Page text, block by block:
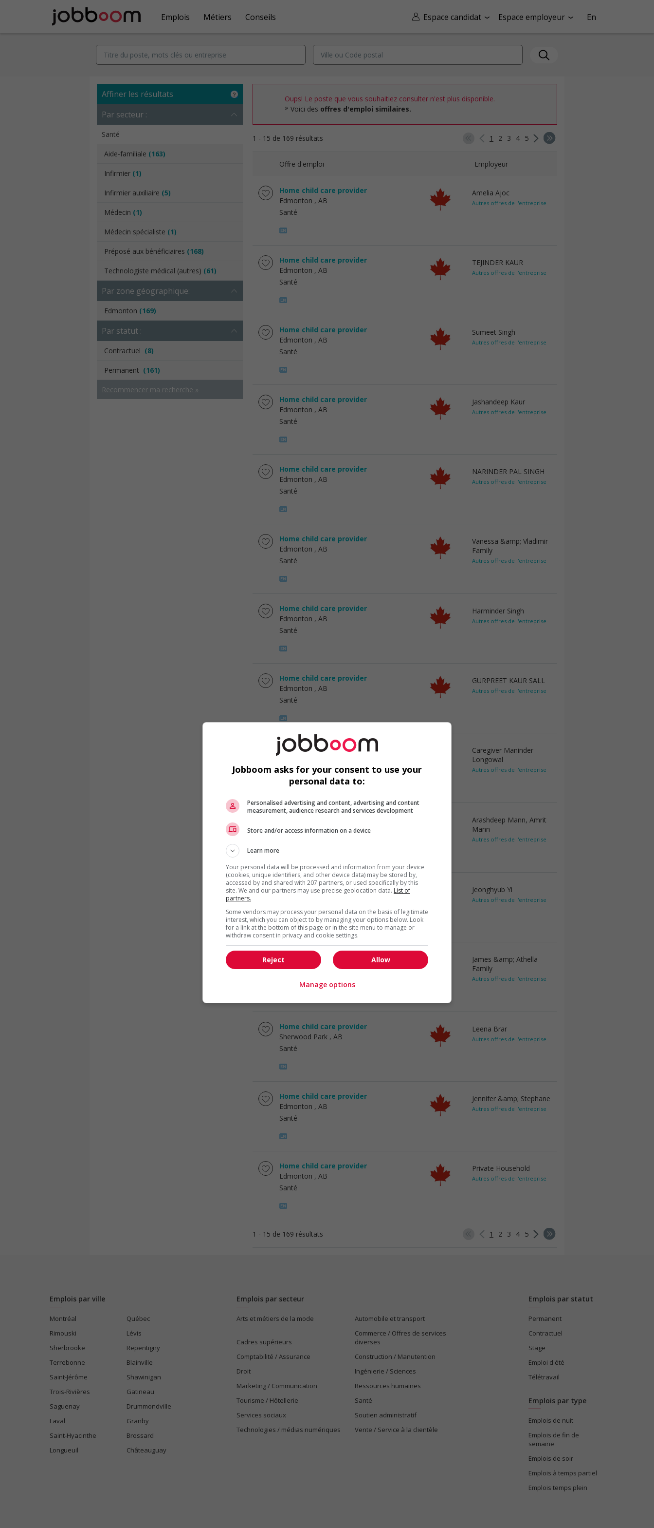
Espace candidat Espace employeur En
Emplois Métiers Conseils
Affiner les résultats
Par secteur :
Santé
Aide-familiale (163)
Infirmier (1)
Infirmier auxiliaire (5)
Médecin (1)
Médecin spécialiste (1)
Préposé aux bénéficiaires (168)
Technologiste médical (autres) (61)
Par zone géographique:
Edmonton (169)
Par statut :
Contractuel (8)
Permanent (161)
Recommencer ma recherche »
Oups! Le poste que vous souhaitiez consulter n'est plus disponible.
Voici des offres d'emploi similaires.
1 - 15 de 169 résultats 1 2 3 4 5
Offre d'emploi Employeur
Home child care provider
Edmonton , AB
Santé
Amelia Ajoc
Autres offres de l'entreprise
Home child care provider
Edmonton , AB
Santé
TEJINDER KAUR
Autres offres de l'entreprise
Home child care provider
Edmonton , AB
Santé
Sumeet Singh
Autres offres de l'entreprise
Home child care provider
Edmonton , AB
Santé
Jashandeep Kaur
Autres offres de l'entreprise
Home child care provider
Edmonton , AB
Santé
NARINDER PAL SINGH
Autres offres de l'entreprise
Home child care provider
Edmonton , AB
Santé
Vanessa &amp; Vladimir
Family
Autres offres de l'entreprise
Home child care provider
Edmonton , AB
Santé
Harminder Singh
Autres offres de l'entreprise
Home child care provider
Edmonton , AB
Santé
GURPREET KAUR SALL
Autres offres de l'entreprise
Home child care provider
Santé
Caregiver Maninder
Longowal
Autres offres de l'entreprise
Edmonton, AB
Arashdeep Mann, Amrit
Mann
Autres offres de l'entreprise
Home child care provider
Edmonton
, AB
Santé
Jeonghyub Yi
Autres offres de l'entreprise
Home child care provider
Edmonton, AB
James &amp; Athella
Family
Autres offres de l'entreprise
Home child care provider
Sherwood Park , AB
Santé
Leena Brar
Autres offres de l'entreprise
Home child care provider
Edmonton , AB
Santé
Jennifer &amp; Stephane
Autres offres de l'entreprise
Home child care provider
Edmonton , AB
Santé
Private Household
Autres offres de l'entreprise
1 - 15 de 169 résultats 1 2 3 4 5
Emplois par ville
Montréal
Québec
Rimouski
Lévis
Sherbrooke
Repentigny
Terrebonne
Blainville
Saint-Jérôme
Shawinigan
Trois-Rivières
Gatineau
Saguenay
Drummondville
Laval
Granby
Saint-Hyacinthe
Brossard
Longueuil
Châteauguay
Emplois par secteur
Arts et métiers de la mode Automobile et transport
Cadres supérieurs
Commerce / Offres de services
diverses
Comptabilité / Assurance
Construction / Manutention
Droit
Ingénierie / Sciences
Marketing / Communication
Ressources humaines
Tourisme / Hôtellerie
Santé
Services sociaux
Soutien administratif
Technologies / médias numériques
Vente / Service à la clientèle
Emplois par statut
Permanent
Contractuel
Stage
Emploi d'été
Télétravail
Emplois par type
Emplois de nuit
Emplois de fin de
semaine
Emplois de soir
Emplois à temps partiel
Emplois temps plein
Jobboom asks for your consent to use your
personal data to:
Personalised advertising and content, advertising and content
measurement, audience research and services development
Store and/or access information on a device
Learn more
Your personal data will be processed and information from your device
(cookies, unique identifiers, and other device data) may be stored by,
accessed by and shared with 207 partners, or used specifically by this
site. We and our partners may use precise geolocation data. List of
partners.
Some vendors may process your personal data on the basis of legitimate
interest, which you can object to by managing your options below. Look
for a link at the bottom of this page or in the site menu to manage or
withdraw consent in privacy and cookie settings.
Allow
Reject
Manage options